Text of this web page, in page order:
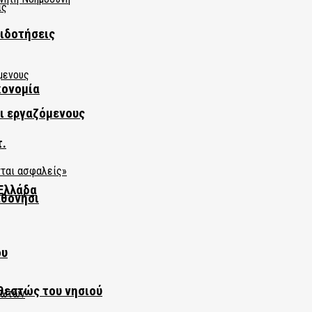
εργαζόμενους
του νησιού